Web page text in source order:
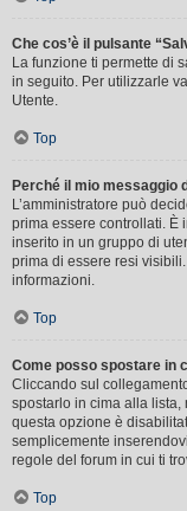
Che cos’è il pulsante
La funzione ti permette di
in seguito. Per utilizzarle
Utente.
Top
Perché il mio messaggio
L’amministratore può
prima essere controllati. È
inserito in un gruppo di
prima di essere resi
informazioni.
Top
Come posso spostare in
Cliccando sul
spostarlo in cima alla
questa opzione è
semplicemente
regole del forum in cui ti
Top